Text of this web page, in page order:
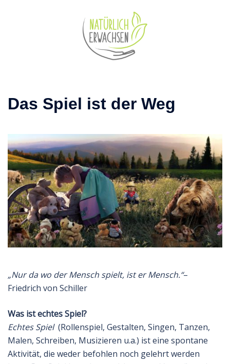
Das Spiel ist der Weg
„Nur da wo der Mensch spielt, ist er Mensch.“–
Friedrich von Schiller
Was ist echtes Spiel?
Echtes Spiel(Rollenspiel, Gestalten, Singen, Tanzen,
Malen, Schreiben, Musizieren u.a.) ist eine spontane
Aktivität, die weder befohlen noch gelehrt werden